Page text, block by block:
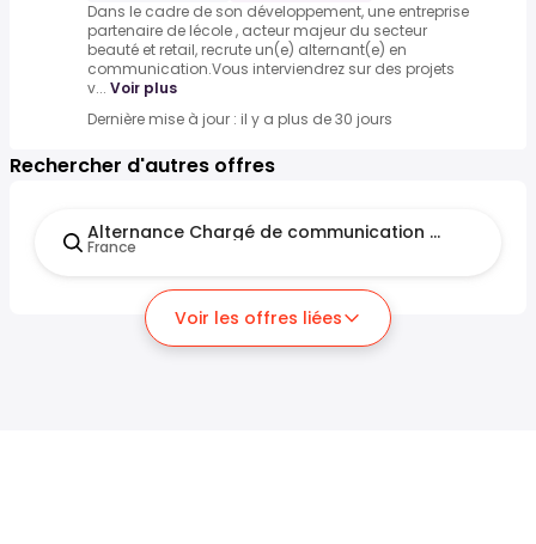
Dans le cadre de son développement, une entreprise
partenaire de lécole , acteur majeur du secteur
beauté et retail, recrute un(e) alternant(e) en
communication.Vous interviendrez sur des projets
v... Voir plus
Dernière mise à jour : il y a plus de 30 jours
Voir les offres liées
Rechercher d'autres offres
Alternance Chargé de communication et
France